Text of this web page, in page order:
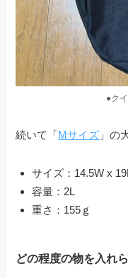
●ク
続いて「Mサイズ 」の
サイズ：14.5W x
容量：2L
重さ：155ｇ
どの程度の物を入れ